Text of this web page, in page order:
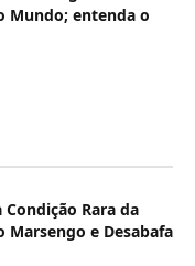
Mundo; entenda o
Condição Rara da
Marsengo e Desabafa